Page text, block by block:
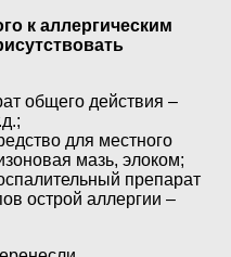
к аллергическим
общего действия –
для местного
мазь, элоком;
препарат
острой аллергии –